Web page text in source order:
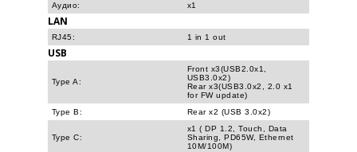
Аудио: x1
LAN
RJ45: 1 in 1 out
USB
Type A:
Front x3(USB2.0x1,
USB3.0x2)
Rear x3(USB3.0x2, 2.0 x1
for FW update)
Type B:
Rear x2 (USB 3.0x2)
Type C:
x1 ( DP 1.2, Touch, Data
Sharing, PD65W, Ethernet
10M/100M)